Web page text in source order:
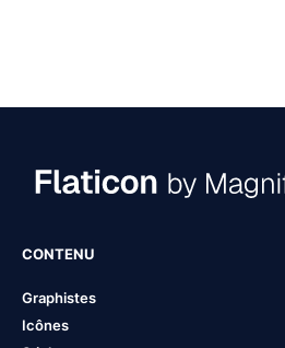
CONTENU
Graphistes
Icônes